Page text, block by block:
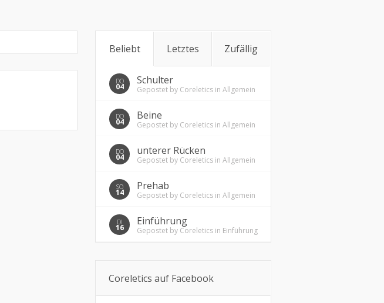
Beliebt Letztes Zufällig
DO
04
Schulter
Gepostet by Coreletics in Allgemein
DO
04
Beine
Gepostet by Coreletics in Allgemein
DO
04
unterer Rücken
Gepostet by Coreletics in Allgemein
SO
14
Prehab
Gepostet by Coreletics in Allgemein
DI
16
Einführung
Gepostet by Coreletics in Einführung
Coreletics auf Facebook